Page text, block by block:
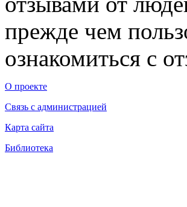
прежде чем
ознакомиться с
О проекте
Связь с администрацией
Карта сайта
Библиотека